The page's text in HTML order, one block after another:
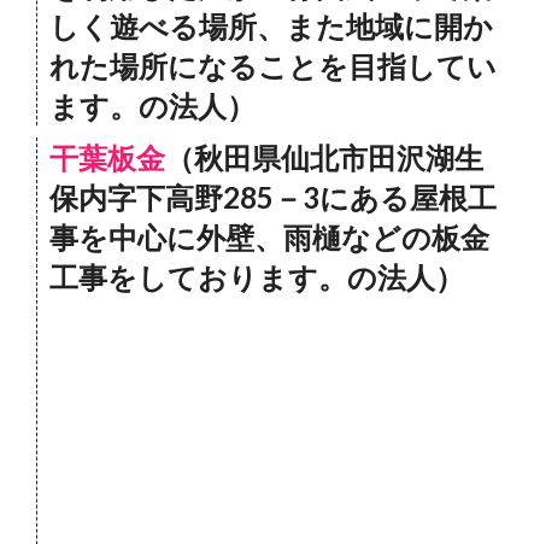
しく遊べる場所、また地域に開か
れた場所になることを目指してい
ます。の法人）
干葉板金（秋田県仙北市田沢湖生
保内字下高野285－3にある屋根工
事を中心に外壁、雨樋などの板金
工事をしております。の法人）